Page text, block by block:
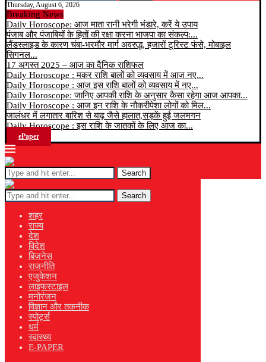
Thursday, August 6, 2026
Breaking News
Daily Horoscope: आज माता रानी भरेगी भंडारे, करें ये उपाय
पंजाब और पंजाबियों के हितों की रक्षा करना भाजपा का संकल्प:...
लैंडस्लाइड के कारण चंबा-भरमौर मार्ग अवरुद्ध, हजारों टूरिस्ट फंसे, मोबाइल
सिगनल...
17 अगस्त 2025 – आज का दैनिक राशिफल
Daily Horoscope : मकर राशि बालों को व्यवसाय में आज नए...
Daily Horoscope : आज इस राशि बालों को व्यवसाय में नए...
Daily Horoscope: जानिए आपकी राशि के अनुसार कैसा रहेगा आज आपका...
Daily Horoscope : आज इन राशि के नौकरीपेशा लोगों को मिल...
जालंधर में लगातार बारिश से बाढ़ जैसे हालात,सड़कें हुई जलमगन
Daily Horoscope : इस राशि के जातकों के लिए आज का...
ePaper
Search
Search
शहर
राज्य
देश
विदेश
बिजनेस
राजनीति
एजुकेशन
लाइफस्टाइल
मनोरंजन
विज्ञान और तकनीक
स्पोर्ट्स
धर्म
स्वास्थ्य
E-PAPER